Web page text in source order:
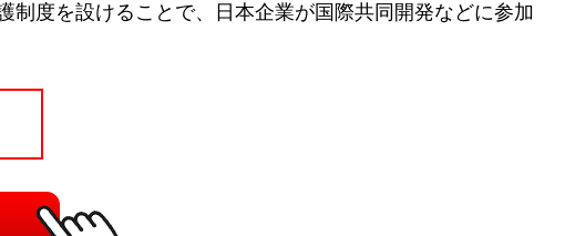
度を設けることで、日本企業が国際共同開発などに参加